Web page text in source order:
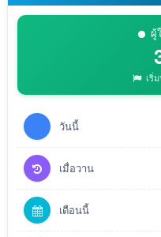
ผู้
เริ่
วันนี้
เมื่อวาน
เดือนนี้